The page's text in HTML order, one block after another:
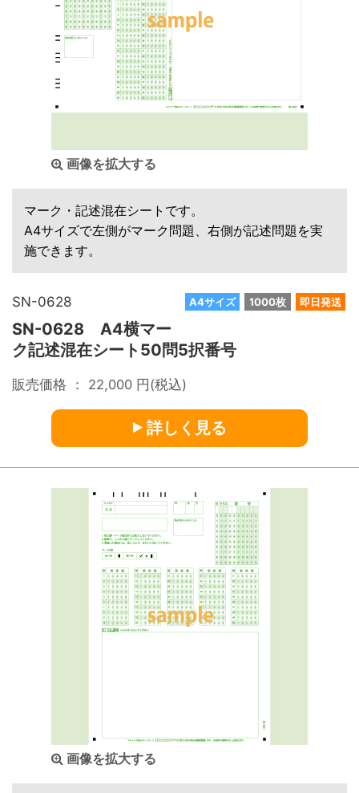
画像を拡大する
マーク・記述混在シートです。
A4サイズで左側がマーク問題、右側が記述問題を実
施できます。
A4サイズ 1000枚 即日発送
SN-0628
SN-0628 A4横マー
ク記述混在シート50問5択番号
販売価格 ： 22,000 円(税込)
詳しく見る
画像を拡大する